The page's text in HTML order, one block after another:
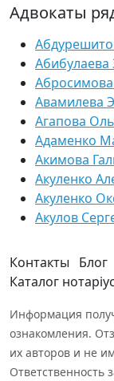
Адвокаты
Абибулаева
Авамилева
Агапова
Адаменко
Акимова
Акуленко
Акуленко
Акулов
Контакты Блог
Каталог
Информация
ознакомления.
их авторов и не
Ответственность